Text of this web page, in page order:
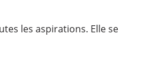
les aspirations. Elle se